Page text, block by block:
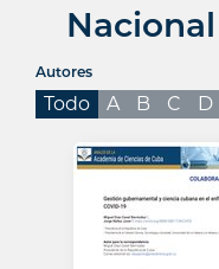
Autores
Todo A B C D